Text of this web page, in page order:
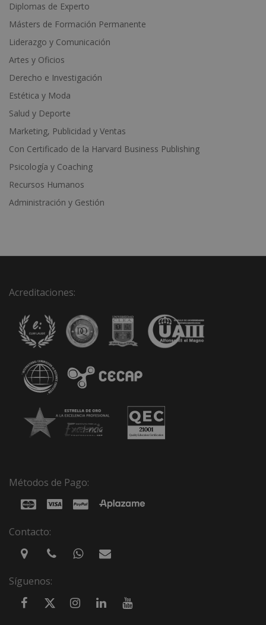
Diplomas de Experto
Másters de Formación Permanente
Liderazgo y Comunicación
Artes y Oficios
Derecho e Investigación
Estética y Moda
Salud y Deporte
Marketing, Publicidad y Ventas
Con Certificado de la Harvard Business Publishing
Psicología y Coaching
Recursos Humanos
Administración y Gestión
Acreditaciones:
Métodos de Pago:
Contacto:
Síguenos: